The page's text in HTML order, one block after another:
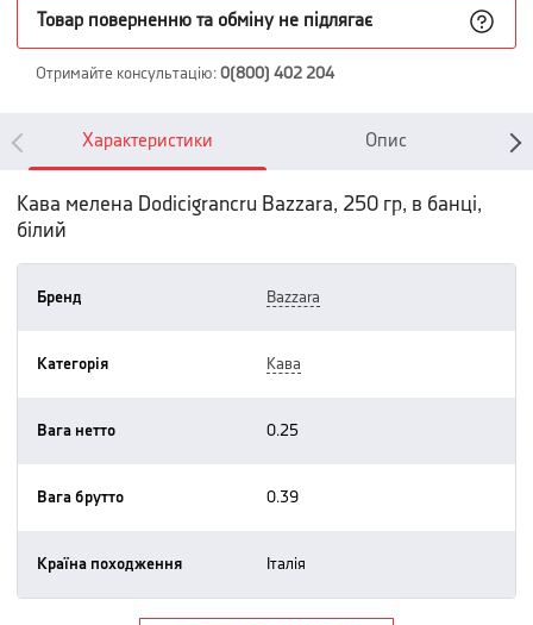
Товар поверненню та обміну не підлягає
Отримайте консультацію: 0(800) 402 204
Характеристики Опис
Кава мелена Dodicigrancru Bazzara, 250 гр, в банці,
білий
Бренд bazzara
Категорія кава
Вага нетто 0.25
Вага брутто 0.39
Країна походження італія